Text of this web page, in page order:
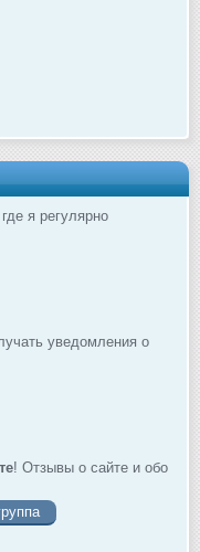
я регулярно
уведомления о
! Отзывы о сайте и обо